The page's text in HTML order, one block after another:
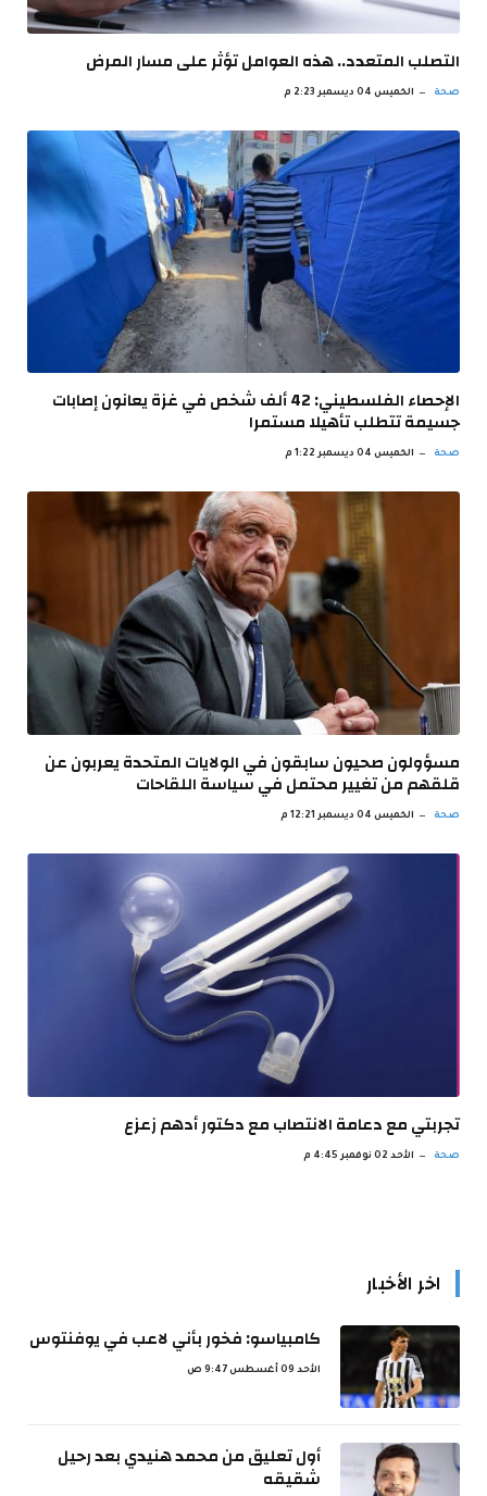
‫التصلب المتعدد.. هذه العوامل تؤثر على مسار المرض
صحة الخميس 04 ديسمبر 2:23 م
الإحصاء الفلسطيني: 42 ألف شخص في غزة يعانون إصابات
جسيمة تتطلب تأهيلا مستمرا
صحة الخميس 04 ديسمبر 1:22 م
مسؤولون صحيون سابقون في الولايات المتحدة يعربون عن
قلقهم من تغيير محتمل في سياسة اللقاحات
صحة الخميس 04 ديسمبر 12:21 م
تجربتي مع دعامة الانتصاب مع دكتور أدهم زعزع
صحة الأحد 02 نوفمبر 4:45 م
اخر الأخبار
كامبياسو: فخور بأني لاعب في يوفنتوس
الأحد 09 أغسطس 9:47 ص
أول تعليق من محمد هنيدي بعد رحيل
شقيقه